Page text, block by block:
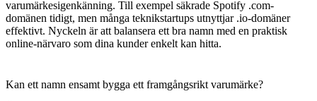
varumärkesigenkänning. Till exempel säkrade Spotify .com-
domänen tidigt, men många teknikstartups utnyttjar .io-domäner
effektivt. Nyckeln är att balansera ett bra namn med en praktisk
online-närvaro som dina kunder enkelt kan hitta.
Kan ett namn ensamt bygga ett framgångsrikt varumärke?